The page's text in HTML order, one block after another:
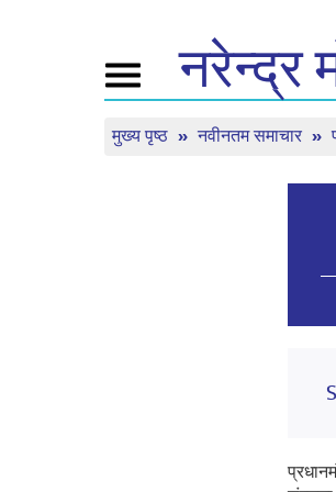
Toggle
navigationनरेन्द्र
नमो के बारे में न्यूज़
न्यूज़
मुख्य पृष्ठ नवीनतम समाचार